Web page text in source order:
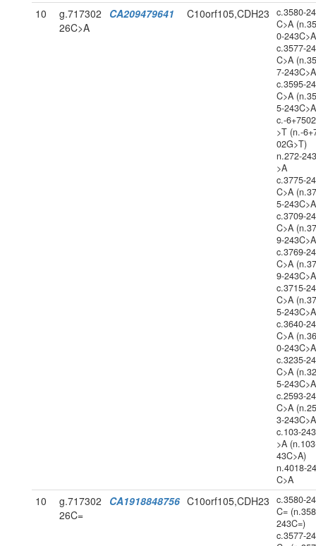
10
g.717302
26C>A
CA209479641 C10orf105,CDH23
c.3580-
C>A
0-
c.3577-
C>A
7-
c.3595-
C>A
5-
c.-
>T (n.-
02G>T)
n.272-
>A
c.3775-
C>A
5-
c.3709-
C>A
9-
c.3769-
C>A
9-
c.3715-
C>A
5-
c.3640-
C>A
0-
c.3235-
C>A
5-
c.2593-
C>A
3-
c.103-
>A
43C>A)
n.4018-
C>A
10
g.717302
26C=
CA1918848756 C10orf105,CDH23
c.3580-
C=
243C=)
c.3577-